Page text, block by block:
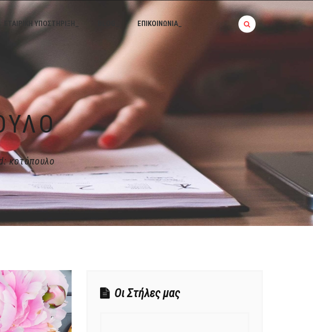
ΕΤΑΙΡΙΚΗ ΥΠΟΣΤΗΡΙΞΗ_ ΕΠΙΚΟΙΝΩΝΙΑ_
κοτόπουλο
Οι Στήλες μας